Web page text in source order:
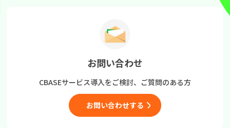
お問い合わせ
CBASEサービス導入をご検討、 ご質問のある方
お問い合わせする